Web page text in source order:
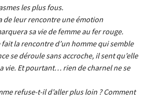
les plus fous.
de leur rencontre une émotion
sa vie de femme au fer rouge.
la rencontre d’un homme qui semble
se déroule sans accroche, il sent qu’elle
vie. Et pourtant… rien de charnel ne se
refuse-t-il d’aller plus loin ? Comment